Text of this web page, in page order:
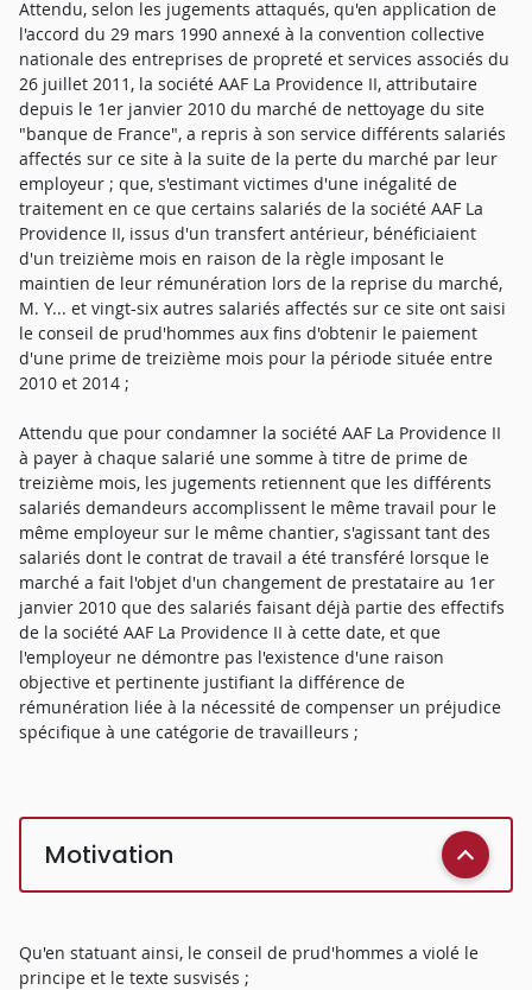
Attendu, selon les jugements attaqués, qu'en application de
l'accord du 29 mars 1990 annexé à la convention collective
nationale des entreprises de propreté et services associés du
26 juillet 2011, la société AAF La Providence II, attributaire
depuis le 1er janvier 2010 du marché de nettoyage du site
"banque de France", a repris à son service différents salariés
affectés sur ce site à la suite de la perte du marché par leur
employeur ; que, s'estimant victimes d'une inégalité de
traitement en ce que certains salariés de la société AAF La
Providence II, issus d'un transfert antérieur, bénéficiaient
d'un treizième mois en raison de la règle imposant le
maintien de leur rémunération lors de la reprise du marché,
M. Y... et vingt-six autres salariés affectés sur ce site ont saisi
le conseil de prud'hommes aux fins d'obtenir le paiement
d'une prime de treizième mois pour la période située entre
2010 et 2014 ;
Attendu que pour condamner la société AAF La Providence II
à payer à chaque salarié une somme à titre de prime de
treizième mois, les jugements retiennent que les différents
salariés demandeurs accomplissent le même travail pour le
même employeur sur le même chantier, s'agissant tant des
salariés dont le contrat de travail a été transféré lorsque le
marché a fait l'objet d'un changement de prestataire au 1er
janvier 2010 que des salariés faisant déjà partie des effectifs
de la société AAF La Providence II à cette date, et que
l'employeur ne démontre pas l'existence d'une raison
objective et pertinente justifiant la différence de
rémunération liée à la nécessité de compenser un préjudice
spécifique à une catégorie de travailleurs ;
Motivation
Qu'en statuant ainsi, le conseil de prud'hommes a violé le
principe et le texte susvisés ;